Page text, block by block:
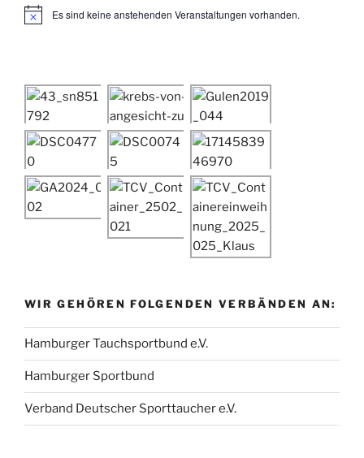
H
i
s
Es sind keine anstehenden Veranstaltungen vorhanden.
WIR GEHÖREN FOLGENDEN VERBÄNDEN AN:
Hamburger Tauchsportbund e.V.
Hamburger Sportbund
Verband Deutscher Sporttaucher e.V.